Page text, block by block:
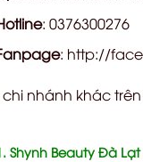
: 0376300276
: http://
nhánh khác
Shynh Beauty Đà Lạt